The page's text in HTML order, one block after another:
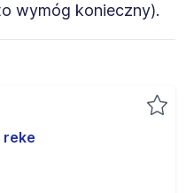
wymóg konieczny).
reke